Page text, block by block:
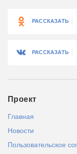
РАССКАЗАТЬ
РАССКАЗАТЬ
Проект
Главная
Новости
Пользовательское